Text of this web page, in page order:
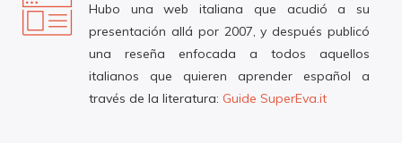
Hubo una web italiana que acudió a su
presentación allá por 2007, y después publicó
una reseña enfocada a todos aquellos
italianos que quieren aprender español a
través de la literatura: Guide SuperEva.it